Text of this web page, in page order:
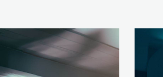
الفلاتر بانتظام، فقد يؤدي ذلك
ضعيف وتراكم الأتربة داخل
إلى انخفاض كفاءة المكيف
الطاقة. 2- الفحص الدوري: